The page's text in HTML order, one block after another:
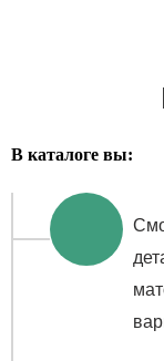
В каталоге вы: